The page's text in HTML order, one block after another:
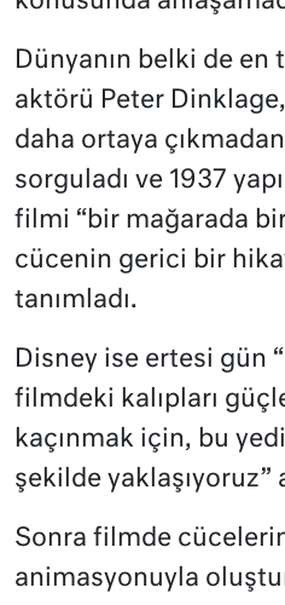
Dünyanın belki de en
aktörü Peter Dinklage,
daha ortaya
sorguladı ve 1937
filmi “bir mağarada
cücenin gerici bir
tanımladı.
Disney ise ertesi gün
filmdeki kalıpları
kaçınmak için, bu
şekilde yaklaşıyoruz”
Sonra filmde
animasyonuyla